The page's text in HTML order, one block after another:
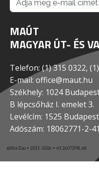
MAÚT
MAGYAR ÚT- ÉS
Telefon: (1) 315 0322,
E-mail: office@maut.hu
Székhely: 1024
B lépcsőház I. emelet 3.
Levélcím: 1525
Adószám: 18062771-2-41
©HorZso • 2021-2026 • v0.260729R.n8